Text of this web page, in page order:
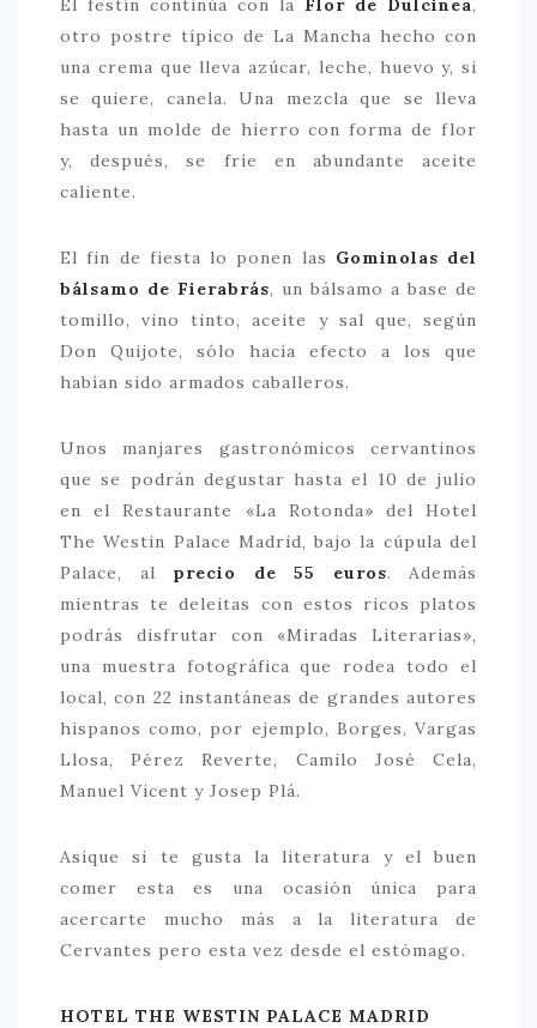
otro postre típico de La Mancha hecho con
una crema que lleva azúcar, leche, huevo y, si
se quiere, canela. Una mezcla que se lleva
hasta un molde de hierro con forma de flor
y, después, se fríe en abundante aceite
caliente.
El fin de fiesta lo ponen las Gominolas del
bálsamo de Fierabrás, un bálsamo a base de
tomillo, vino tinto, aceite y sal que, según
Don Quijote, sólo hacía efecto a los que
habían sido armados caballeros.
Unos manjares gastronómicos cervantinos
que se podrán degustar hasta el 10 de julio
en el Restaurante «La Rotonda» del Hotel
The Westin Palace Madrid, bajo la cúpula del
Palace, al precio de 55 euros. Además
mientras te deleitas con estos ricos platos
podrás disfrutar con «Miradas Literarias»,
una muestra fotográfica que rodea todo el
local, con 22 instantáneas de grandes autores
hispanos como, por ejemplo, Borges, Vargas
Llosa, Pérez Reverte, Camilo José Cela,
Manuel Vicent y Josep Plá.
Asique si te gusta la literatura y el buen
comer esta es una ocasión única para
acercarte mucho más a la literatura de
Cervantes pero esta vez desde el estómago.
HOTEL THE WESTIN PALACE MADRID